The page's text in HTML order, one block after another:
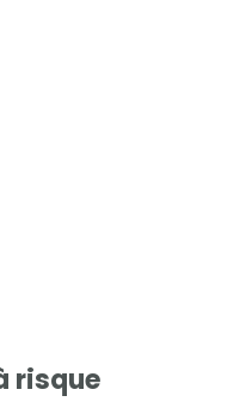
risque